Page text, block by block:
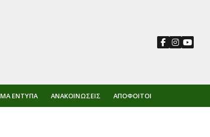
ΈΝΤΥΠΑ ΑΝΑΚΟΙΝΏΣΕΙΣ ΑΠΌΦΟΙΤΟΙ